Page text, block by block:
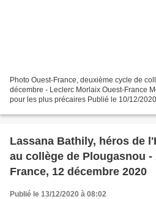
Photo Ouest-France, deuxième cycle de
décembre - Leclerc Morlaix Ouest-France
pour les plus précaires Publié le 10/12/
Lassana Bathily, héros de
au collège de Plougasnou
France, 12 décembre 2020
Publié le 13/12/2020 à 08:02